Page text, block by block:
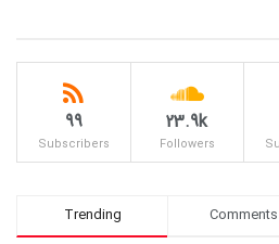
23.9k
Followers
99
Subscribers
Trending Comments